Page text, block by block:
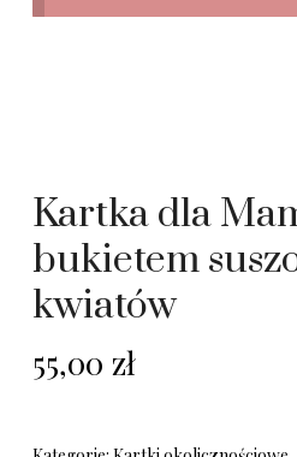
Kartka dla
bukietem
kwiatów
55,00 zł